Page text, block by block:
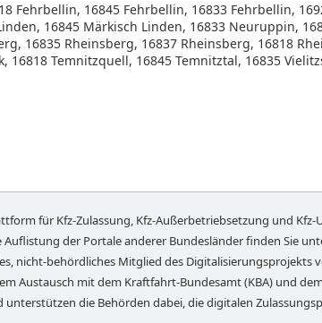
Fehrbellin, 16845 Fehrbellin, 16833 Fehrbellin,
16845 Märkisch Linden, 16833 Neuruppin,
16835 Rheinsberg, 16837 Rheinsberg, 16818
Temnitzquell, 16845 Temnitztal, 16835
für Kfz-Zulassung, Kfz-Außerbetriebsetzung und
Auflistung der Portale anderer Bundesländer finden Sie
nicht-behördliches Mitglied des Digitalisierungsprojekts
Austausch mit dem Kraftfahrt-Bundesamt (KBA) und
unterstützen die Behörden dabei, die digitalen